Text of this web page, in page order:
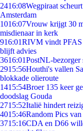
2416:08Wegpiraat
Amsterdam
1016:07Vrouw krijgt 30
misdienaar in kerk
916:01RIVM vindt PFAS
blijft advies
3616:01PostNL-bezorger
2915:56Houthi's vallen
blokkade olieroute
1415:54Broer 135 keer
doodslag Gouda
2715:52Italië hindert
4015:46Random Pics
3715:16CDA en D66